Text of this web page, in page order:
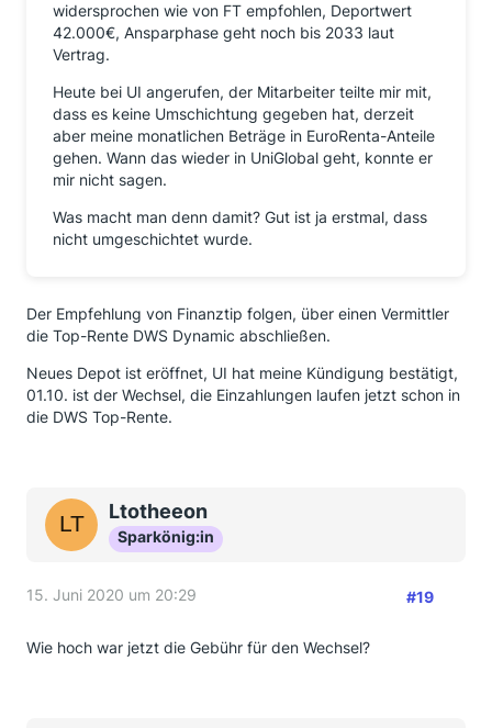
widersprochen wie von FT empfohlen, Deportwert
42.000€, Ansparphase geht noch bis 2033 laut
Vertrag.
Heute bei UI angerufen, der Mitarbeiter teilte mir mit,
dass es keine Umschichtung gegeben hat, derzeit
aber meine monatlichen Beträge in EuroRenta-Anteile
gehen. Wann das wieder in UniGlobal geht, konnte er
mir nicht sagen.
Was macht man denn damit? Gut ist ja erstmal, dass
nicht umgeschichtet wurde.
Der Empfehlung von Finanztip folgen, über einen Vermittler
die Top-Rente DWS Dynamic abschließen.
Neues Depot ist eröffnet, UI hat meine Kündigung bestätigt,
01.10. ist der Wechsel, die Einzahlungen laufen jetzt schon in
die DWS Top-Rente.
Ltotheeon
Sparkönig:in
15. Juni 2020 um 20:29 #19
Wie hoch war jetzt die Gebühr für den Wechsel?